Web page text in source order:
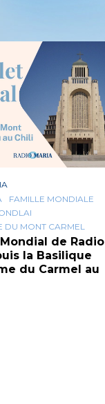
FAMILLE MONDIALE
DU MONT CARMEL
de Radio
la Basilique
du Carmel au